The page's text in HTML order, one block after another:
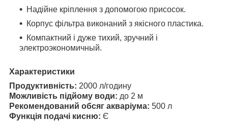
Надійне кріплення з допомогою присосок.
Корпус фільтра виконаний з якісного пластика.
Компактний і дуже тихий, зручний і
электроэкономичный.
Характеристики
Продуктивність: 2000 л/годину
Можливість підйому води: до 2 м
Рекомендований обсяг акваріума: 500 л
Функція подачі кисню: Є